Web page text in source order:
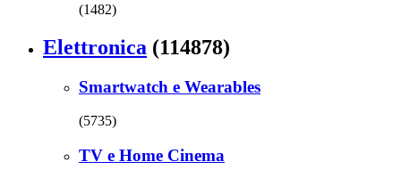
(1482)
Elettronica (114878)
Smartwatch e Wearables
(5735)
TV e Home Cinema